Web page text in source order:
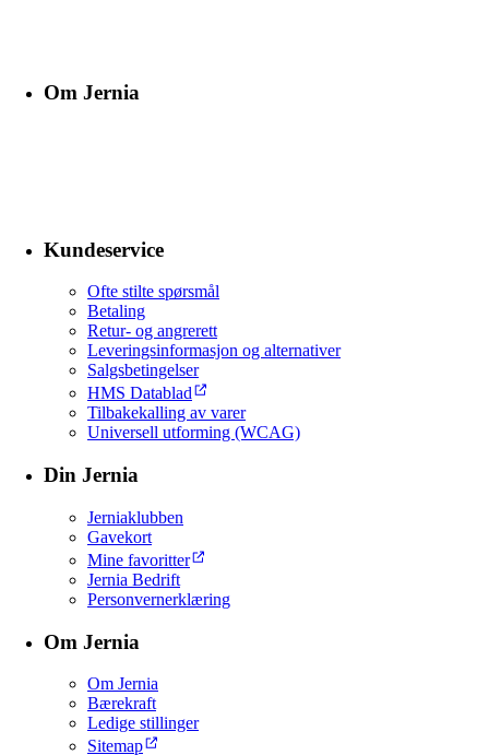
Om Jernia
Kundeservice
Ofte stilte spørsmål
Betaling
Retur- og angrerett
Leveringsinformasjon og alternativer
Salgsbetingelser
HMS Datablad
Tilbakekalling av varer
Universell utforming (WCAG)
Din Jernia
Jerniaklubben
Gavekort
Mine favoritter
Jernia Bedrift
Personvernerklæring
Om Jernia
Om Jernia
Bærekraft
Ledige stillinger
Sitemap